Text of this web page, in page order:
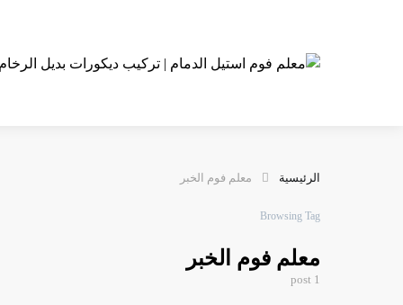
الرئيسية معلم فوم الخبر
Browsing Tag
معلم فوم الخبر
1 post